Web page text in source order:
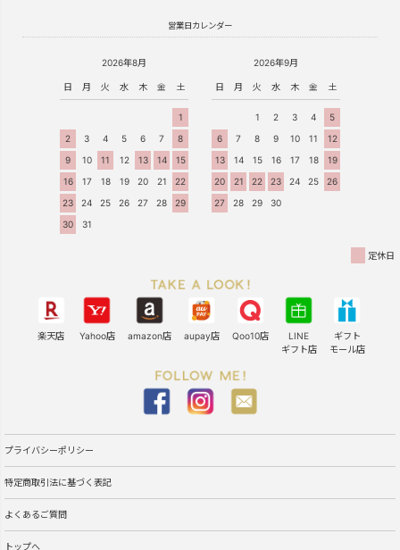
営業日カレンダー
2026年8月
日 月 火 水 木 金 土
1
2
3 4 5 6 7
8
9
10 11 12 13 14
15
16
17 18 19 20 21
22
23
24 25 26 27 28
29
30
31
2026年9月
日 月 火 水 木 金 土
1 2 3 4
5
6
7 8 9 10 11
12
13
14 15 16 17 18
19
20
21 22 23 24 25
26
27
28 29 30
定休日
楽天店 Yahoo店 amazon店 aupay店 Qoo10店
LINE
ギフト店
ギフト
モール店
プライバシーポリシー
特定商取引法に基づく表記
よくあるご質問
トップへ